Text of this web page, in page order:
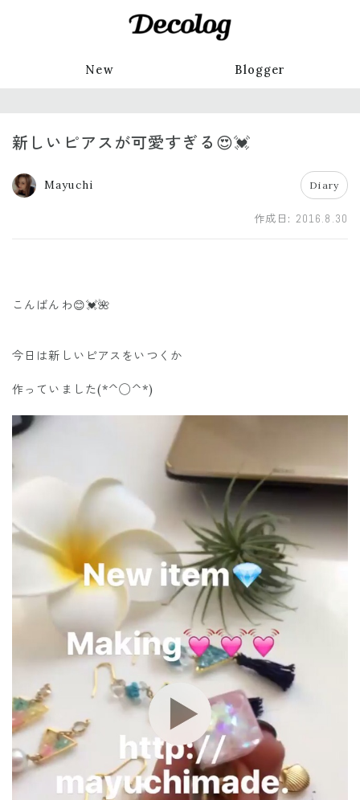
New Blogger
新しいピアスが可愛すぎる😍💓
Mayuchi Diary
作成日: 2016.8.30
こんばんわ😊💓🌺
今日は新しいピアスをいつくか
作っていました(*^◯^*)